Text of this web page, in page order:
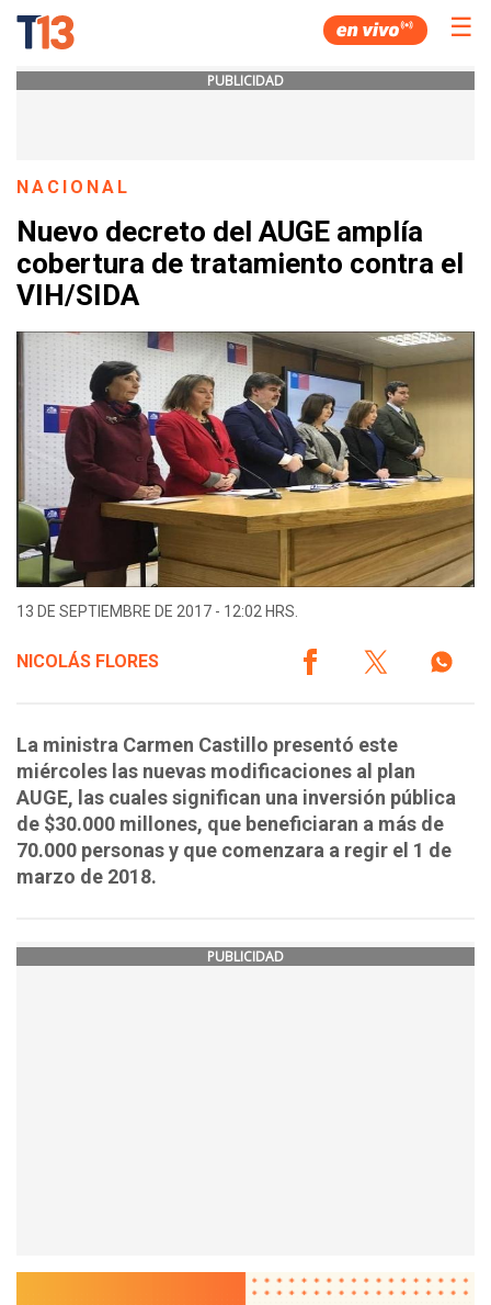
☰
PUBLICIDAD
NACIONAL
Nuevo decreto del AUGE amplía
cobertura de tratamiento contra el
VIH/SIDA
13 DE SEPTIEMBRE DE 2017 - 12:02 HRS.
NICOLÁS FLORES
La ministra Carmen Castillo presentó este
miércoles las nuevas modificaciones al plan
AUGE, las cuales significan una inversión pública
de $30.000 millones, que beneficiaran a más de
70.000 personas y que comenzara a regir el 1 de
marzo de 2018.
PUBLICIDAD